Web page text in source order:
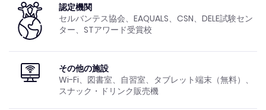
認定機関
セルバンテス協会、EAQUALS、CSN、DELE試験セン
ター、STアワード受賞校
その他の施設
Wi-Fi、図書室、自習室、タブレット端末（無料）、
スナック・ドリンク販売機